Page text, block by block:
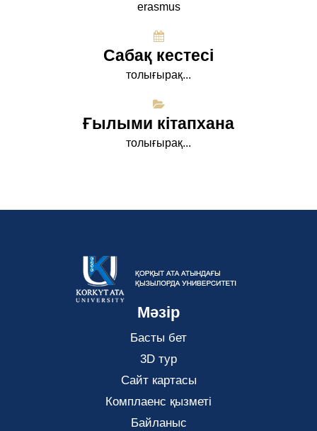
erasmus
Сабақ кестесі
толығырақ...
Ғылыми кітапхана
толығырақ...
Мәзір
Басты бет
3D тур
Сайт картасы
Комплаенс қызметі
Байланыс